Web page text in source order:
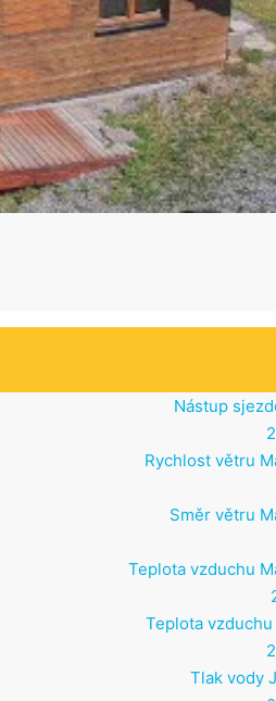
Nástup
Rychlost větru
Směr větru
Teplota vzduchu
Teplota
Tlak vody